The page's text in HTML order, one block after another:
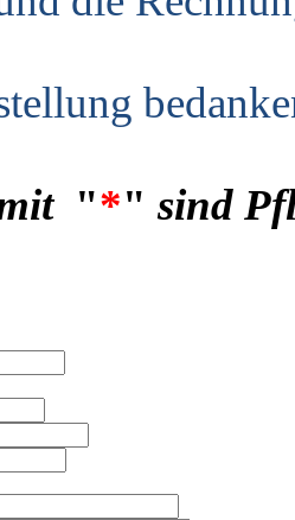
"*"sind